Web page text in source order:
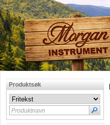
Produktsøk
Produktnavn